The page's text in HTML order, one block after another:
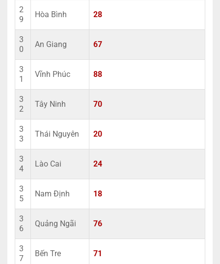
2
9
Hòa Bình 28
3
0
An Giang 67
3
1
Vĩnh Phúc 88
3
2
Tây Ninh 70
3
3
Thái Nguyên 20
3
4
Lào Cai 24
3
5
Nam Định 18
3
6
Quảng Ngãi 76
3
7
Bến Tre 71